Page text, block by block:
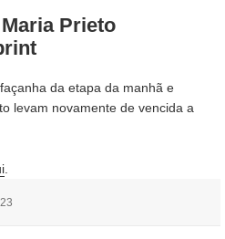
Prieto
da etapa da manhã e
levam novamente de vencida a